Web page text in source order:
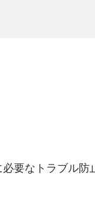
要なトラブル防